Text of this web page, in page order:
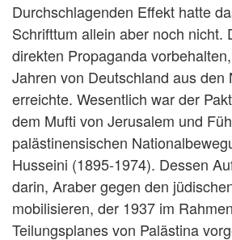
Durchschlagenden Effekt hatte
Schrifttum allein aber noch nicht.
direkten Propaganda
Jahren von Deutschland aus den
erreichte. Wesentlich war der
dem Mufti von Jerusalem und
palästinensischen
Husseini (1895-1974). Dessen
darin, Araber gegen den
mobilisieren, der 1937 im
Teilungsplanes von Palästina